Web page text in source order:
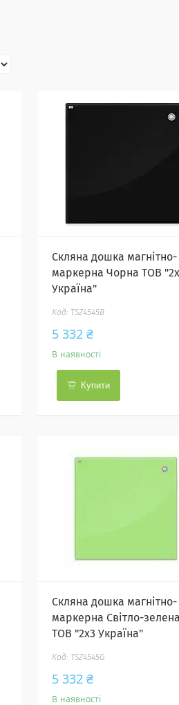
Скляна дошка магнітно-
маркерна Чорна ТОВ
Україна"
TSZ4545B
5 332 ₴
В наявності
Купити
Скляна дошка магнітно-
маркерна Світло-
ТОВ "2х3 Україна"
TSZ4545G
5 332 ₴
В наявності